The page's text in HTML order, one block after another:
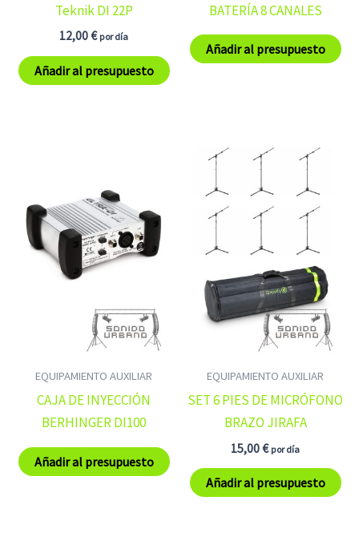
Teknik DI 22P
12,00€ por día
Añadir al presupuesto
BATERÍA 8 CANALES
Añadir al presupuesto
EQUIPAMIENTO AUXILIAR
CAJA DE INYECCIÓN
BERHINGER DI100
Añadir al presupuesto
EQUIPAMIENTO AUXILIAR
SET 6 PIES DE MICRÓFONO
BRAZO JIRAFA
15,00€ por día
Añadir al presupuesto